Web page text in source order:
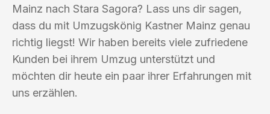
Mainz nach Stara Sagora? Lass uns dir sagen,
dass du mit Umzugskönig Kastner Mainz genau
richtig liegst! Wir haben bereits viele zufriedene
Kunden bei ihrem Umzug unterstützt und
möchten dir heute ein paar ihrer Erfahrungen mit
uns erzählen.